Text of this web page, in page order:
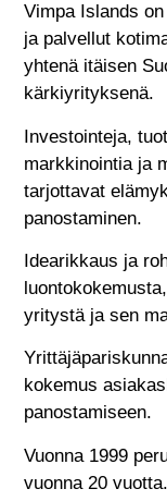
Vimpa Islands
ja palvellut
yhtenä itäisen
kärkiyrityksenä.
Investointeja,
markkinointia ja
tarjottavat
panostaminen.
Idearikkaus ja
yritystä ja sen
kokemus
panostamiseen.
Vuonna 1999
vuonna 20